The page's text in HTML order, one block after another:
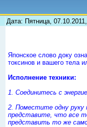
Дата: Пятница,
Японское слово доку
токсинов и вашего тела
Исполнение техники:
1. Соединитесь с
2. Поместите одну руку
представите, что все
представить то же